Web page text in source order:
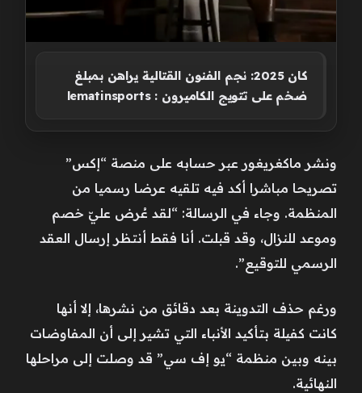
كان 2025: نجم الفنون القتالية يراهن بمبلغ
ضخم على تتويج الكاميرون : lematinsports
ونشر ماكغريغور عبر حسابه على منصة “إكس”
تصريحا مباشرا أكد فيه تلقيه عرضا رسميا من
المنظمة. وجاء في الرسالة: “لقد عُرض عليّ خصم
وموعد للنزال، وقد قبلت. أنا فقط أنتظر إرسال العقد
الرسمي للتوقيع”.
ورغم حذف التدوينة بعد دقائق من نشرها، إلا أنها
كانت كفيلة بتأكيد الأنباء التي تشير إلى أن المفاوضات
بينه وبين منظمة “يو إف سي” قد وصلت إلى مراحلها
النهائية.